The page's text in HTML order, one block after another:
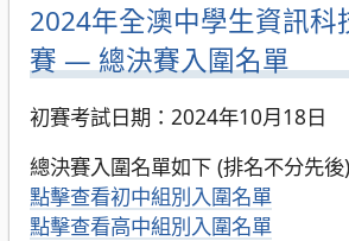
2024年全澳中學生資訊科
賽 — 總決賽入圍名單
初賽考試日期：2024年10月18日
總決賽入圍名單如下 (排名不分先後)
點擊查看初中組別入圍名單
點擊查看高中組別入圍名單